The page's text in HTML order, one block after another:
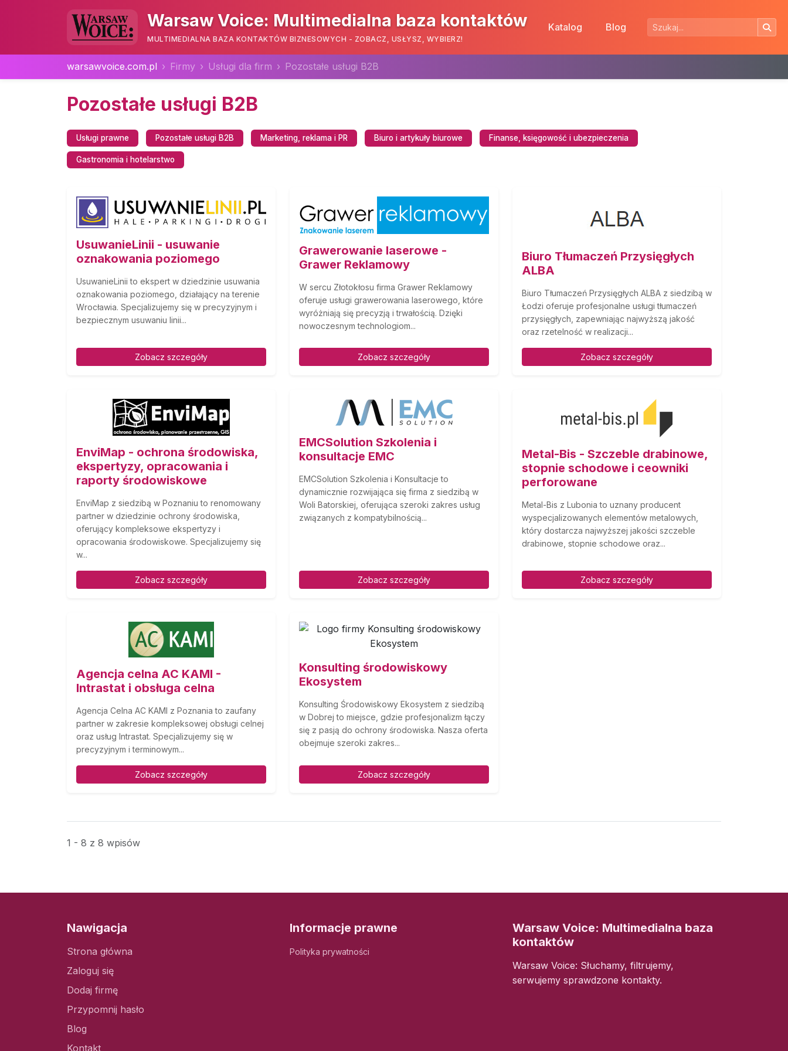
Warsaw Voice: Multimedialna baza kontaktów
MULTIMEDIALNA BAZA KONTAKTÓW BIZNESOWYCH - ZOBACZ, USŁYSZ, WYBIERZ!
Katalog Blog
warsawvoice.com.pl Firmy Usługi dla firm Pozostałe usługi B2B
Pozostałe usługi B2B
Usługi prawne Pozostałe usługi B2B Marketing, reklama i PR Biuro i artykuły biurowe Finanse, księgowość i ubezpieczenia
Gastronomia i hotelarstwo
UsuwanieLinii - usuwanie
oznakowania poziomego
UsuwanieLinii to ekspert w dziedzinie usuwania
oznakowania poziomego, działający na terenie
Wrocławia. Specjalizujemy się w precyzyjnym i
bezpiecznym usuwaniu linii...
Zobacz szczegóły
Grawerowanie laserowe -
Grawer Reklamowy
W sercu Złotokłosu firma Grawer Reklamowy
oferuje usługi grawerowania laserowego, które
wyróżniają się precyzją i trwałością. Dzięki
nowoczesnym technologiom...
Zobacz szczegóły
Biuro Tłumaczeń Przysięgłych
ALBA
Biuro Tłumaczeń Przysięgłych ALBA z siedzibą w
Łodzi oferuje profesjonalne usługi tłumaczeń
przysięgłych, zapewniając najwyższą jakość
oraz rzetelność w realizacji...
Zobacz szczegóły
EnviMap - ochrona środowiska,
ekspertyzy, opracowania i
raporty środowiskowe
EnviMap z siedzibą w Poznaniu to renomowany
partner w dziedzinie ochrony środowiska,
oferujący kompleksowe ekspertyzy i
opracowania środowiskowe. Specjalizujemy się
w...
Zobacz szczegóły
EMCSolution Szkolenia i
konsultacje EMC
EMCSolution Szkolenia i Konsultacje to
dynamicznie rozwijająca się firma z siedzibą w
Woli Batorskiej, oferująca szeroki zakres usług
związanych z kompatybilnością...
Zobacz szczegóły
Metal-Bis - Szczeble drabinowe,
stopnie schodowe i ceowniki
perforowane
Metal-Bis z Lubonia to uznany producent
wyspecjalizowanych elementów metalowych,
który dostarcza najwyższej jakości szczeble
drabinowe, stopnie schodowe oraz...
Zobacz szczegóły
Agencja celna AC KAMI -
Intrastat i obsługa celna
Agencja Celna AC KAMI z Poznania to zaufany
partner w zakresie kompleksowej obsługi celnej
oraz usług Intrastat. Specjalizujemy się w
precyzyjnym i terminowym...
Zobacz szczegóły
Konsulting środowiskowy
Ekosystem
Konsulting Środowiskowy Ekosystem z siedzibą
w Dobrej to miejsce, gdzie profesjonalizm łączy
się z pasją do ochrony środowiska. Nasza oferta
obejmuje szeroki zakres...
Zobacz szczegóły
1 - 8 z 8 wpisów
Nawigacja
Strona główna
Zaloguj się
Dodaj firmę
Przypomnij hasło
Blog
Kontakt
Informacje prawne
Polityka prywatności
Warsaw Voice: Multimedialna baza
kontaktów
Warsaw Voice: Słuchamy, filtrujemy,
serwujemy sprawdzone kontakty.